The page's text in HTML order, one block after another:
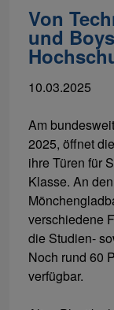
Von
und
10.03.2025
Am
2025, öffnet
ihre Türen für
Klasse. An
verschiedene
die Studien-
Noch rund 60
verfügbar.